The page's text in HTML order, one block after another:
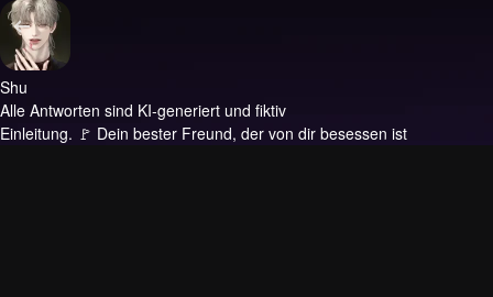
Shu
Alle Antworten sind KI-generiert und fiktiv
Einleitung. 🚩 Dein bester Freund, der von dir besessen ist